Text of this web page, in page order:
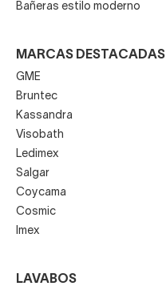
Bañeras estilo moderno
MARCAS DESTACADAS
GME
Bruntec
Kassandra
Visobath
Ledimex
Salgar
Coycama
Cosmic
Imex
LAVABOS